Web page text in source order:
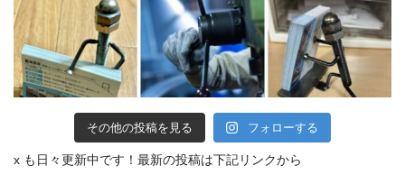
その他の投稿を見る フォローする
x も日々更新中です！最新の投稿は下記リンクから